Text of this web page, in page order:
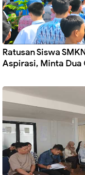
Ratusan Siswa
Aspirasi, Minta Dua